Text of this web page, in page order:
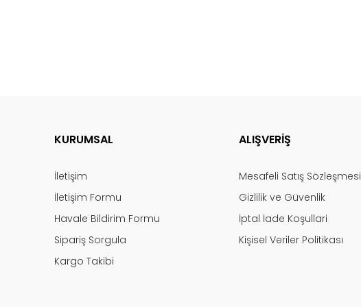
KURUMSAL
İletişim
İletişim Formu
Havale Bildirim Formu
Sipariş Sorgula
Kargo Takibi
ALIŞVERİŞ
Mesafeli Satış Sözleşmesi
Gizlilik ve Güvenlik
İptal İade Koşullari
Kişisel Veriler Politikası